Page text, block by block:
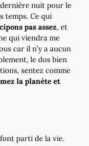
nuit pour le
temps. Ce qui
pas assez, et
qui viendra me
car il n’y a aucun
le dos bien
sentez comme
la planète et
parti de la vie.